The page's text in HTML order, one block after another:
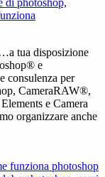
tua disposizione
e
consulenza per
CameraRAW®,
e Camera
organizzare anche
funziona photoshop